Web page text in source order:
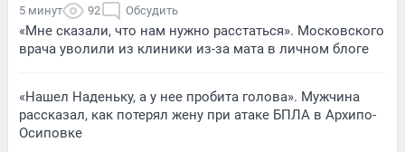
5 минут 92 Обсудить
«Мне сказали, что нам нужно расстаться». Московского
врача уволили из клиники из-за мата в личном блоге
«Нашел Наденьку, а у нее пробита голова». Мужчина
рассказал, как потерял жену при атаке БПЛА в Архипо-
Осиповке